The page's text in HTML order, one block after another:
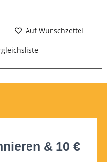
Auf Wunschzettel